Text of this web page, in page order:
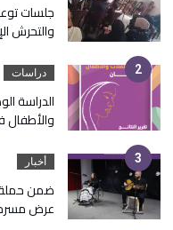
جلسات
والتحرش
دراسات
الدراسة
والأطفال
أخبار
عرض